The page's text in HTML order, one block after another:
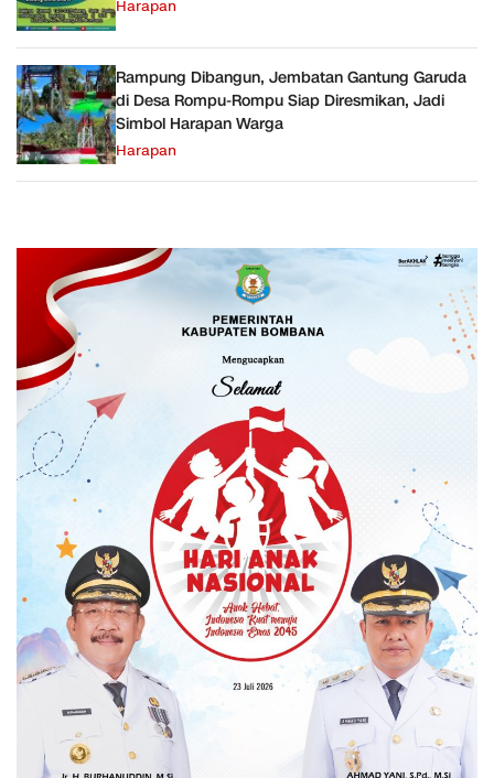
Harapan
Rampung Dibangun, Jembatan Gantung Garuda
di Desa Rompu-Rompu Siap Diresmikan, Jadi
Simbol Harapan Warga
Harapan